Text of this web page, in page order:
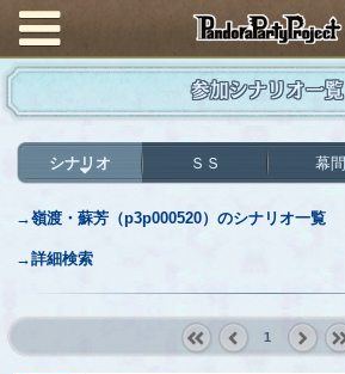
参加シナリオ一覧
シナリオ ＳＳ 幕間
→嶺渡・蘇芳（p3p000520）のシナリオ一覧
→詳細検索
1